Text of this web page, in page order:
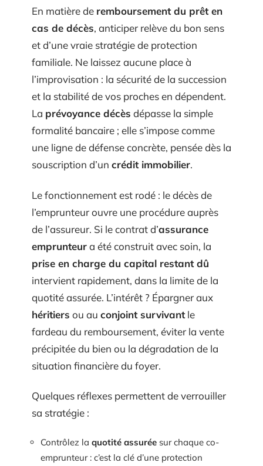
En matière de remboursement du prêt en
cas de décès, anticiper relève du bon sens
et d’une vraie stratégie de protection
familiale. Ne laissez aucune place à
l’improvisation : la sécurité de la succession
et la stabilité de vos proches en dépendent.
La prévoyance décès dépasse la simple
formalité bancaire ; elle s’impose comme
une ligne de défense concrète, pensée dès la
souscription d’un crédit immobilier.
Le fonctionnement est rodé : le décès de
l’emprunteur ouvre une procédure auprès
de l’assureur. Si le contrat d’assurance
emprunteura été construit avec soin, la
prise en charge du capital restant dû
intervient rapidement, dans la limite de la
quotité assurée. L’intérêt ? Épargner aux
héritiers ou au conjoint survivantle
fardeau du remboursement, éviter la vente
précipitée du bien ou la dégradation de la
situation financière du foyer.
Quelques réflexes permettent de verrouiller
sa stratégie :
Contrôlez la quotité assurée sur chaque co-
emprunteur : c’est la clé d’une protection